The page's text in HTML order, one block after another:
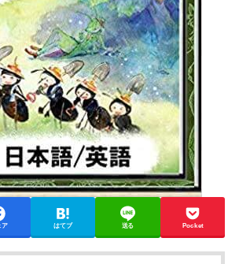
ア はてブ 送る Pocket